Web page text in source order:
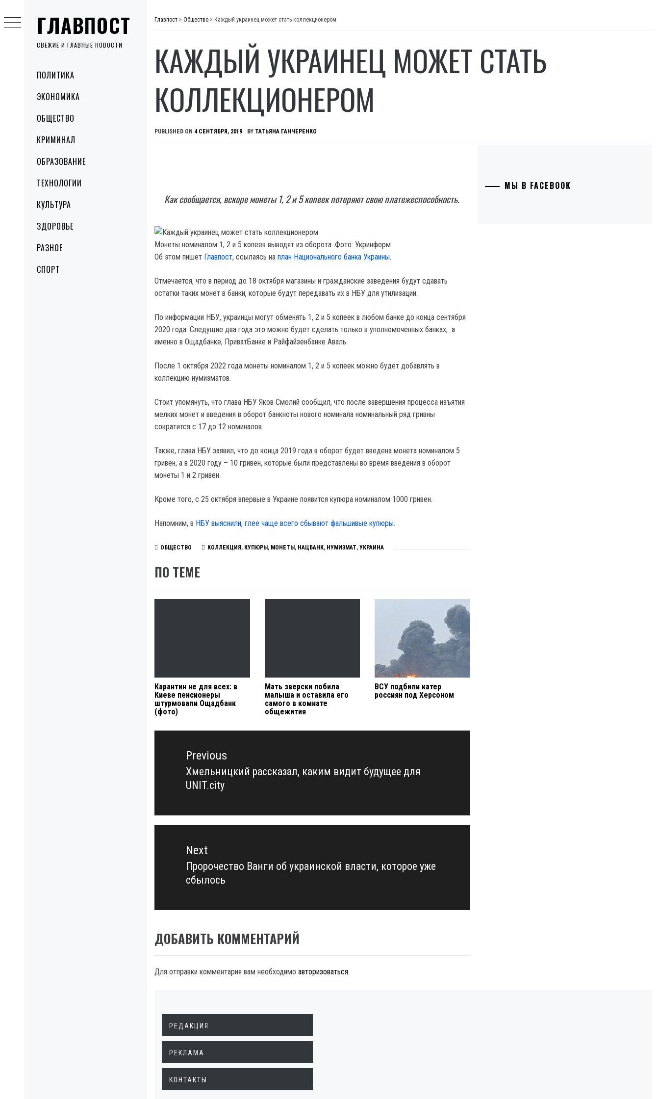
ГЛАВПОСТ
СВЕЖИЕ И ГЛАВНЫЕ НОВОСТИ
MenuПОЛИТИКА
ЭКОНОМИКА
ОБЩЕСТВО
КРИМИНАЛ
ОБРАЗОВАНИЕ
ТЕХНОЛОГИИ
КУЛЬТУРА
ЗДОРОВЬЕ
РАЗНОЕ
СПОРТ
to
content
Главпост > Общество > Каждый украинец может стать коллекционером
КАЖДЫЙ УКРАИНЕЦ МОЖЕТ СТАТЬ
КОЛЛЕКЦИОНЕРОМ
PUBLISHED ON 4 СЕНТЯБРЯ, 2019 BY ТАТЬЯНА ГАНЧЕРЕНКО
Как сообщается, вскоре монеты 1, 2 и 5 копеек потеряют свою платежеспособность.
Монеты номиналом 1, 2 и 5 копеек выводят из оборота. Фото: Укринформ
Об этом пишет Главпост, ссылаясь на план Национального банка Украины.
Отмечается, что в период до 18 октября магазины и гражданские заведения будут сдавать
остатки таких монет в банки, которые будут передавать их в НБУ для утилизации.
По информации НБУ, украинцы могут обменять 1, 2 и 5 копеек в любом банке до конца сентября
2020 года. Следущие два года это можно будет сделать только в уполномоченных банках, а
именно в Ощадбанке, ПриватБанке и Райфайзенбанке Аваль.
После 1 октября 2022 года монеты номиналом 1, 2 и 5 копеек можно будет добавлять в
коллекцию нумизматов.
Стоит упомянуть, что глава НБУ Яков Смолий сообщил, что после завершения процесса изъятия
мелких монет и введения в оборот банкноты нового номинала номинальный ряд гривны
сократится с 17 до 12 номиналов.
Также, глава НБУ заявил, что до конца 2019 года в оборот будет введена монета номиналом 5
гривен, а в 2020 году – 10 гривен, которые были представлены во время введения в оборот
монеты 1 и 2 гривен.
Кроме того, с 25 октября впервые в Украине появится купюра номиналом 1000 гривен.
Напомним, в НБУ выяснили, глее чаще всего сбывают фальшивые купюры.
ОБЩЕСТВО КОЛЛЕКЦИЯ , КУПЮРЫ , МОНЕТЫ , НАЦБАНК, НУМИЗМАТ, УКРАИНА
ПО ТЕМЕ
Карантин не для всех: в
Киеве пенсионеры
штурмовали Ощадбанк
(фото)
Мать зверски побила
малыша и оставила его
самого в комнате
общежития
ВСУ подбили катер
россиян под Херсоном
Навигация
записямPrevious
Previous
post:
Хмельницкий рассказал, каким видит будущее для
UNIT.city
Next
Next
post:
Пророчество Ванги об украинской власти, которое уже
сбылось
ДОБАВИТЬ КОММЕНТАРИЙ
Для отправки комментария вам необходимо авторизоваться.
МЫ В FACEBOOK
РЕДАКЦИЯ
РЕКЛАМА
КОНТАКТЫ